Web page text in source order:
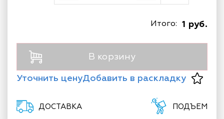
1 руб.
Итого:
В корзину
Уточнить ценуДобавить в раскладку
ДОСТАВКА ПОДЪЕМ